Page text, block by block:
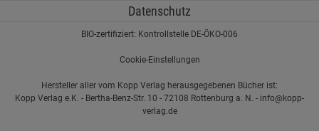
Datenschutz
BIO-zertifiziert: Kontrollstelle DE-ÖKO-006
Cookie-Einstellungen
Hersteller aller vom Kopp Verlag herausgegebenen Bücher ist:
Kopp Verlag e.K. - Bertha-Benz-Str. 10 - 72108 Rottenburg a. N. - info@kopp-
verlag.de